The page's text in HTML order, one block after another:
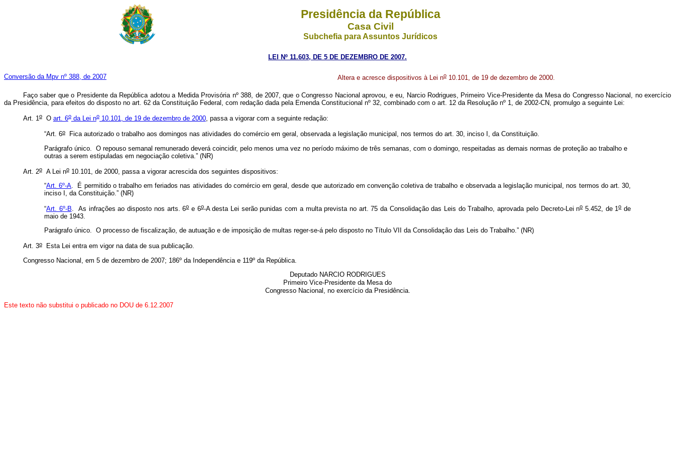
Presidência da República
Casa Civil
Subchefia para Assuntos Jurídicos
LEI Nº 11.603, DE 5 DE DEZEMBRO DE 2007.
Conversão da Mpv nº 388, de 2007 Altera e acresce dispositivos à Lei no 10.101, de 19 de dezembro de 2000.
Faço saber que o Presidente da República adotou a Medida Provisória nº 388, de 2007, que o Congresso Nacional aprovou, e eu, Narcio Rodrigues, Primeiro Vice-Presidente da Mesa do Congresso Nacional, no exercício
da Presidência, para efeitos do disposto no art. 62 da Constituição Federal, com redação dada pela Emenda Constitucional nº 32, combinado com o art. 12 da Resolução nº 1, de 2002-CN, promulgo a seguinte Lei:
Art. 1oO art. 6oda Lei no10.101, de 19 de dezembro de 2000, passa a vigorar com a seguinte redação:
“Art. 6o Fica autorizado o trabalho aos domingos nas atividades do comércio em geral, observada a legislação municipal, nos termos do art. 30, inciso I, da Constituição.
Parágrafo único. O repouso semanal remunerado deverá coincidir, pelo menos uma vez no período máximo de três semanas, com o domingo, respeitadas as demais normas de proteção ao trabalho e
outras a serem estipuladas em negociação coletiva.” (NR)
Art. 2oA Lei no10.101, de 2000, passa a vigorar acrescida dos seguintes dispositivos:
“Art. 6º-A É permitido o trabalho em feriados nas atividades do comércio em geral, desde que autorizado em convenção coletiva de trabalho e observada a legislação municipal, nos termos do art. 30,
inciso I, da Constituição.” (NR)
“Art. 6º-B. As infrações ao disposto nos arts. 6oe 6o-A desta Lei serão punidas com a multa prevista no art. 75 da Consolidação das Leis do Trabalho, aprovada pelo Decreto-Lei no5.452, de 1ode
maio de 1943.
Parágrafo único. O processo de fiscalização, de autuação e de imposição de multas reger-se-á pelo disposto no Título VII da Consolidação das Leis do Trabalho.” (NR)
Art. 3oEsta Lei entra em vigor na data de sua publicação.
Congresso Nacional, em 5 de dezembro de 2007; 186º da Independência e 119º da República.
Deputado NARCIO RODRIGUES
Primeiro Vice-Presidente da Mesa do
Congresso Nacional, no exercício da Presidência.
Este texto não substitui o publicado no DOU de 6.12.2007